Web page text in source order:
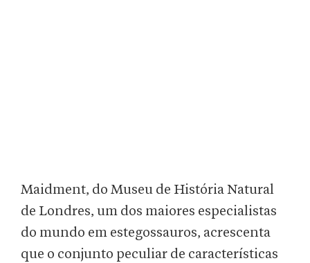
Maidment, do Museu de História Natural
de Londres, um dos maiores especialistas
do mundo em estegossauros, acrescenta
que o conjunto peculiar de características